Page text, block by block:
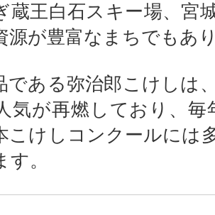
蔵王白石スキー場、宮
源が豊富なまちでもあ
である弥治郎こけしは
気が再燃しており、毎
こけしコンクールには
。